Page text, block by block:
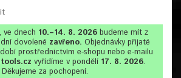
ve dnech 10.–14. 8. 2026 budeme mít z
dovolené zavřeno. Objednávky přijaté
prostřednictvím e-shopu nebo e-mailu
vyřídíme v pondělí 17. 8. 2026.
Děkujeme za pochopení.